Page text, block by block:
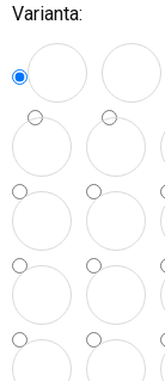
Varianta: